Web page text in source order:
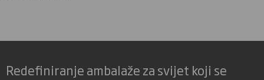
Redefiniranje ambalaže za svijet koji se